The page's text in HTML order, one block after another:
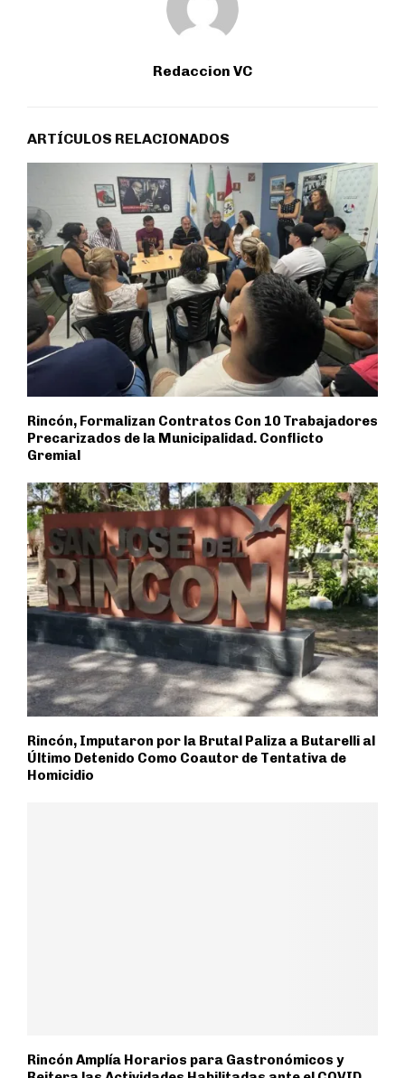
Redaccion VC
ARTÍCULOS RELACIONADOS
Rincón, Formalizan Contratos Con 10 Trabajadores
Precarizados de la Municipalidad. Conflicto
Gremial
Rincón, Imputaron por la Brutal Paliza a Butarelli al
Último Detenido Como Coautor de Tentativa de
Homicidio
Rincón Amplía Horarios para Gastronómicos y